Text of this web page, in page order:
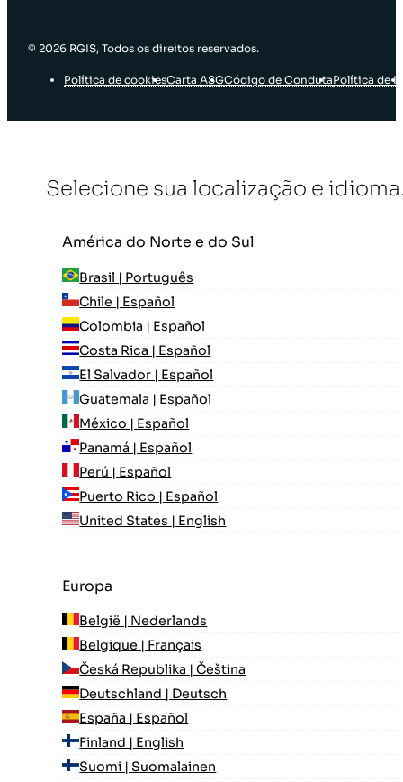
© 2026 RGIS, Todos os direitos reservados.
Política de cookiesCarta ASGCódigo de CondutaPolítica de
Selecione sua localização e
América do Norte e do Sul
Brasil | Português
Chile | Español
Colombia | Español
Costa Rica | Español
El Salvador | Español
Guatemala | Español
México | Español
Panamá | Español
Perú | Español
Puerto Rico | Español
United States | English
Europa
België | Nederlands
Belgique | Français
Česká Republika | Čeština
Deutschland | Deutsch
España | Español
Finland | English
Suomi | Suomalainen